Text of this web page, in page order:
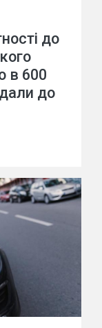
до
в 600
до